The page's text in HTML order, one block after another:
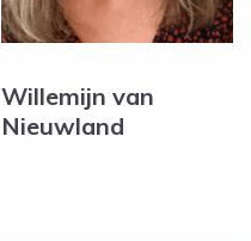
Willemijn van
Nieuwland